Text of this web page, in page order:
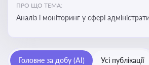
ПРО ЩО ТЕМА:
Аналіз і моніторинг у сфері
Головне за добу (AI) Усі публікації